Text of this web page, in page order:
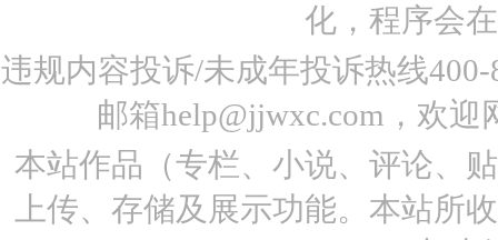
化，程序会
违规内容投诉/未成年投诉热线
邮箱help@jjwxc.com，欢
本站作品（专栏、小说、评论、
上传、存储及展示功能。本站所